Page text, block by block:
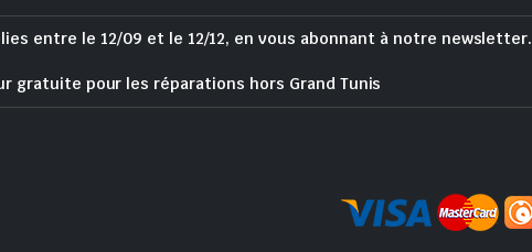
entre le 12/09 et le 12/12, en vous abonnant à notre newsletter.
gratuite pour les réparations hors Grand Tunis